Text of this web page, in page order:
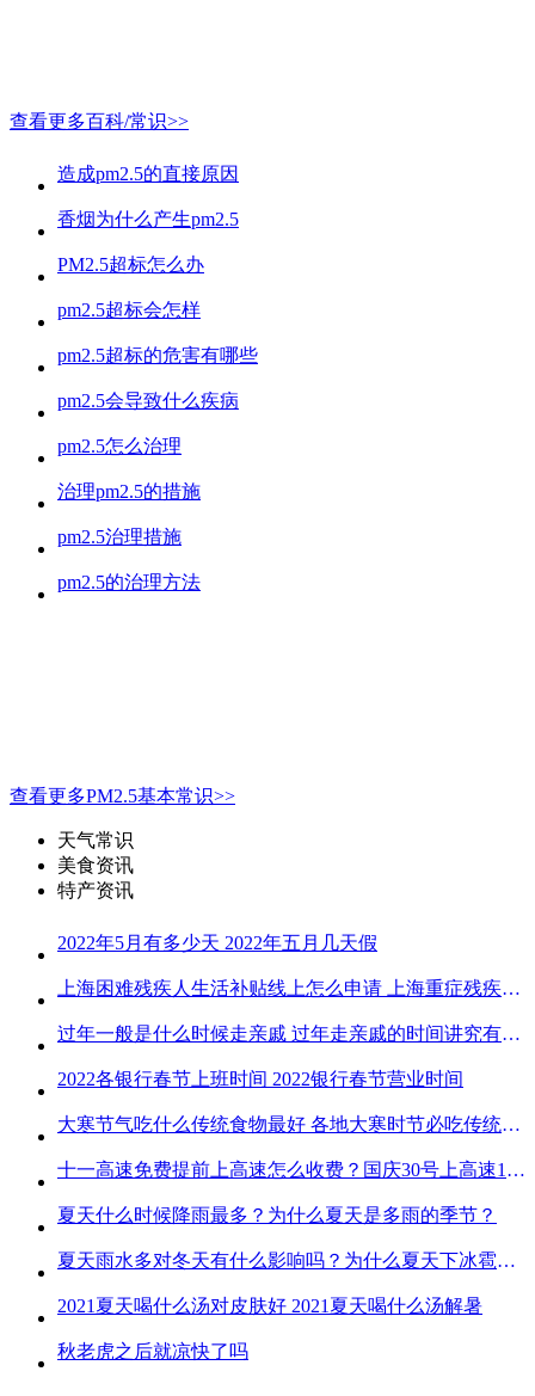
查看更多百科/常识>>
造成pm2.5的直接原因
香烟为什么产生pm2.5
PM2.5超标怎么办
pm2.5超标会怎样
pm2.5超标的危害有哪些
pm2.5会导致什么疾病
pm2.5怎么治理
治理pm2.5的措施
pm2.5治理措施
pm2.5的治理方法
查看更多PM2.5基本常识>>
天气常识
美食资讯
特产资讯
2022年5月有多少天 2022年五月几天假
上海困难残疾人生活补贴线上怎么申请 上海重症残疾人护理补贴线上申请流程
过年一般是什么时候走亲戚 过年走亲戚的时间讲究有哪些
2022各银行春节上班时间 2022银行春节营业时间
大寒节气吃什么传统食物最好 各地大寒时节必吃传统美食
十一高速免费提前上高速怎么收费？国庆30号上高速1号下高速免费吗？
夏天什么时候降雨最多？为什么夏天是多雨的季节？
夏天雨水多对冬天有什么影响吗？为什么夏天下冰雹而冬天不下冰雹
2021夏天喝什么汤对皮肤好 2021夏天喝什么汤解暑
秋老虎之后就凉快了吗